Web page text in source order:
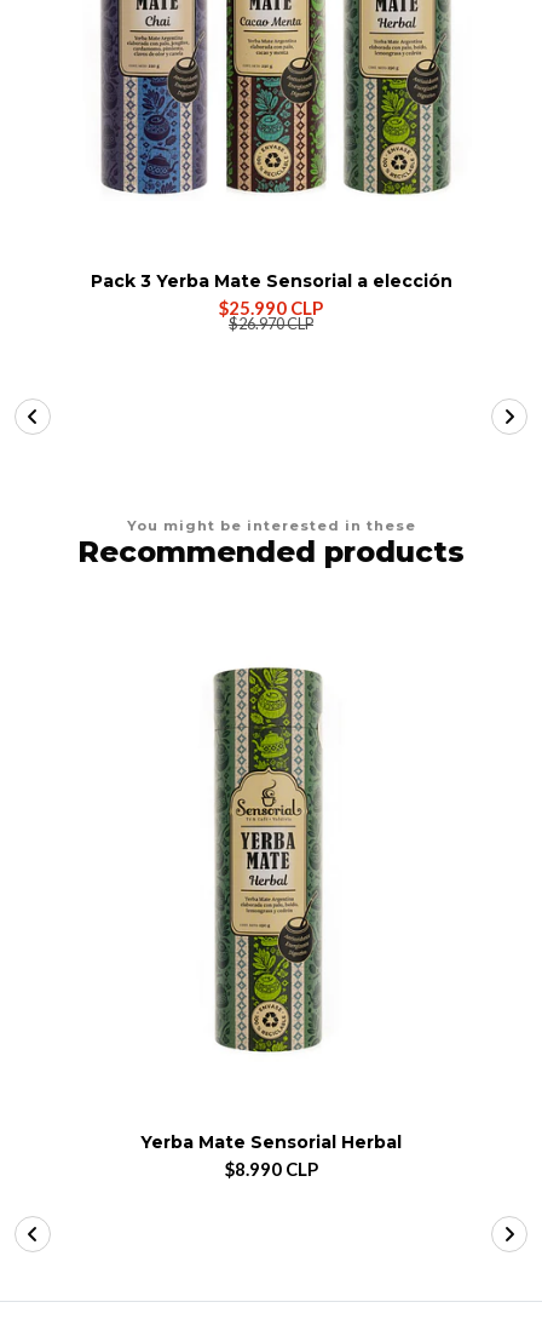
Pack 3 Yerba Mate Sensorial a elección
$25.990 CLP
$26.970 CLP
You might be interested in these
Recommended products
Yerba Mate Sensorial Herbal
$8.990 CLP